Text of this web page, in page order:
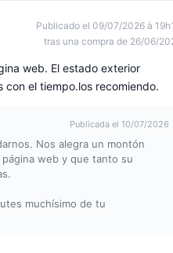
Publicado el 09/07/2026 à
tras una compra de 26/06/
web. El estado exterior
el tiempo.los recomiendo.
Publicada el 10/07/2026
Nos alegra un montón
web y que tanto su
muchísimo de tu